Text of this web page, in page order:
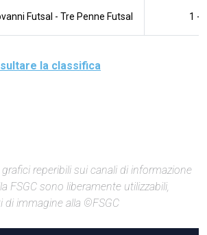
Futsal - Tre Penne Futsal 1 - 4
la classifica
reperibili sui canali di informazione
FSGC sono liberamente utilizzabili,
di immagine alla ©FSGC